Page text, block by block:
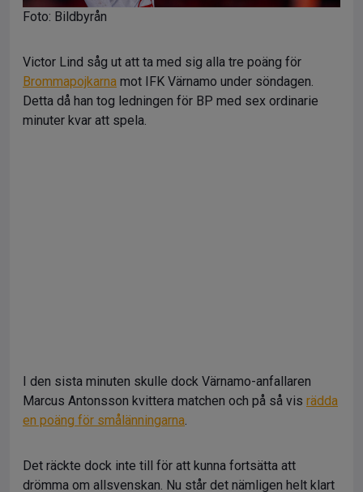
Foto: Bildbyrån
Victor Lind såg ut att ta med sig alla tre poäng för
Brommapojkarna mot IFK Värnamo under söndagen.
Detta då han tog ledningen för BP med sex ordinarie
minuter kvar att spela.
I den sista minuten skulle dock Värnamo-anfallaren
Marcus Antonsson kvittera matchen och på så vis rädda
en poäng för smålänningarna.
Det räckte dock inte till för att kunna fortsätta att
drömma om allsvenskan. Nu står det nämligen helt klart